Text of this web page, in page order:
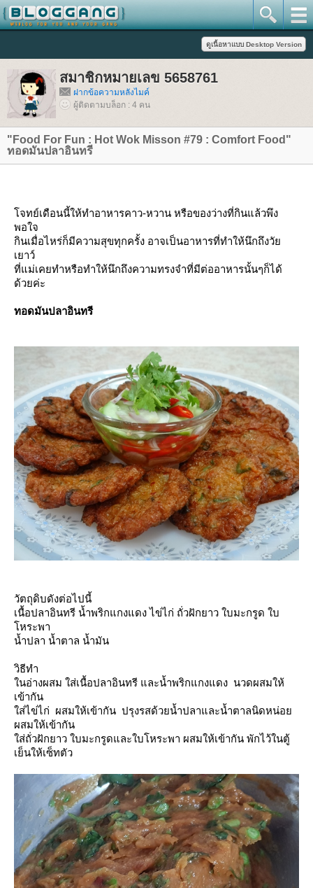
สมาชิกหมายเลข 5658761
ฝากข้อความหลังไมค์
ผู้ติดตามบล็อก : 4 คน
"Food For Fun : Hot Wok Misson #79 : Comfort Food"
ทอดมันปลาอินทรี
จทย์เดือนนี้ให้ทำอาหารคาว-หวาน หรือของว่างที่กินแล้วพึง
พอใจ
กินเมื่อไหร่ก็มีความสุขทุกครั้ง อาจเป็นอาหารที่ทำให้นึกถึงวั
เยาว์
ที่แม่เคยทำหรือทำให้นึกถึงความทรงจำที่มีต่ออาหารนั้นๆก็ได้
ด้วยค่ะ
ทอดมันปลาอินทรี
วัตถุดิบดังต่อไปนี้
เนื้อปลาอินทรี น้ำพริกแกงแดง ไข่ไก่ ถั่วฝักยาว ใบมะกรูด ใบ
หระพา
น้ำปลา น้ำตาล น้ำมัน
วิธีทำ
นอ่างผสม ใส่เนื้อปลาอินทรี และน้ำพริกแกงแดง นวดผสมให้
เข้ากัน
ส่ไข่ไก่ ผสมให้เข้ากัน ปรุงรสด้วยน้ำปลาและน้ำตาลนิดหน่อ
ผสมให้เข้ากัน
ส่ถั่วฝักยาว ใบมะกรูดและใบโหระพา ผสมให้เข้ากัน พักไว้ในตู้
เย็นให้เซ็ทตัว